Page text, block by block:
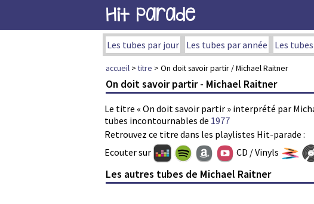
Hit Parade
Les tubes par jour Les tubes par année Les
accueil >titre > On doit savoir partir / Michael Raitner
On doit savoir partir - Michael Raitner
Le titre « On doit savoir partir » interprété par
tubes incontournables de 1977
Retrouvez ce titre dans les playlistes Hit-parade :
Ecouter sur CD / Vinyls
Les autres tubes de Michael Raitner